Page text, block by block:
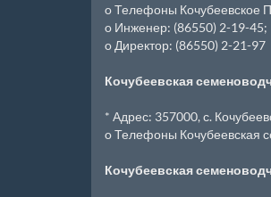
o Телефоны Кочубеевское
o Инженер: (86550) 2-19-45;
o Директор: (86550) 2-21-97
Кочубеевская
* Адрес: 357000, с.
o Телефоны Кочубеевская
Кочубеевская